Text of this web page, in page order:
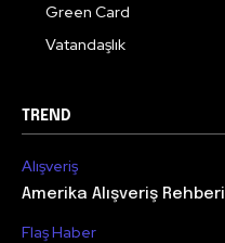
Green Card
Vatandaşlık
TREND
Alışveriş
Amerika Alışveriş Rehberi
Flaş Haber